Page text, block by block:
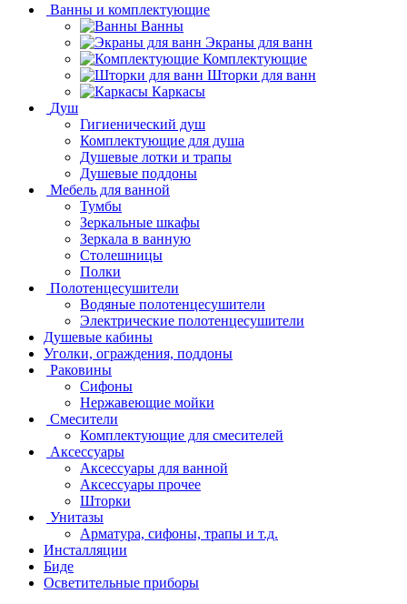
Ванны и комплектующие
Ванны
Экраны для ванн
Комплектующие
Шторки для ванн
Каркасы
Душ
Гигиенический душ
Комплектующие для душа
Душевые лотки и трапы
Душевые поддоны
Мебель для ванной
Тумбы
Зеркальные шкафы
Зеркала в ванную
Столешницы
Полки
Полотенцесушители
Водяные полотенцесушители
Электрические полотенцесушители
Душевые кабины
Уголки, ограждения, поддоны
Раковины
Сифоны
Нержавеющие мойки
Смесители
Комплектующие для смесителей
Аксессуары
Аксессуары для ванной
Аксессуары прочее
Шторки
Унитазы
Арматура, сифоны, трапы и т.д.
Инсталляции
Биде
Осветительные приборы